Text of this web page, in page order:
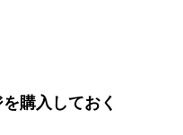
購入しておく